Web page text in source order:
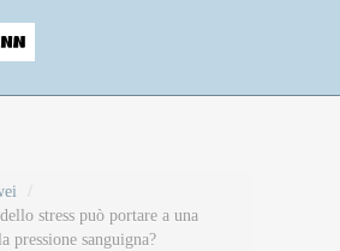
/
stress può portare a una
pressione sanguigna?